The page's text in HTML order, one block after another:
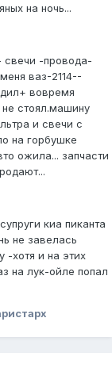
на ночь...
свечи -провода-
ваз-2114--
вовремя
стоял.машину
и свечи с
на горбушке
ожила... запчасти
киа пиканта
не завелась
-хотя и на этих
на лук-ойле попал